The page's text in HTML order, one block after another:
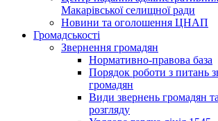
Макарівської селищної ради
Новини та оголошення ЦНАП
Громадськості
Звернення громадян
Нормативно-правова база
Порядок роботи з питань
громадян
Види звернень громадян
розгляду